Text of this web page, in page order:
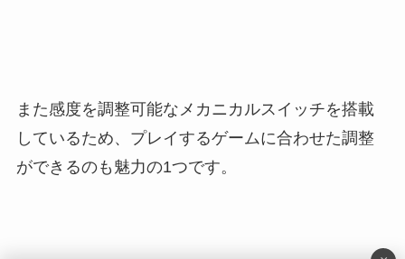
また感度を調整可能なメカニカルスイッチを搭載
しているため、プレイするゲームに合わせた調整
ができるのも魅力の1つです。